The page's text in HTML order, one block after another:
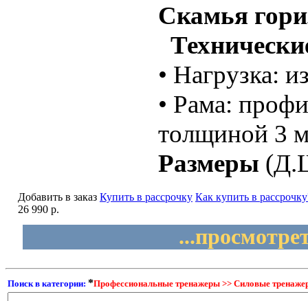
Скамья
• Нагрузка:
• Рама:
толщиной 3
Размеры
Добавить в заказ Купить в рассрочку Как купить в
26 990 р.
Поиск в категории: *Профессиональные тренажеры >> Силовые